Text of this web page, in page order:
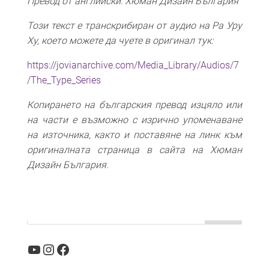
Този текст е транскрибиран от аудио на Ра Уру
Ху, което можете да чуете в оригинал тук:
https://jovianarchive.com/Media_Library/Audios/7
/The_Type_Series
Копирането на българския превод изцяло или
на части е възможно с изрично упоменаване
на източника, както и поставяне на линк към
оригиналната страница в сайта на Хюман
Дизайн България.
YouTube
Instagram
Facebook